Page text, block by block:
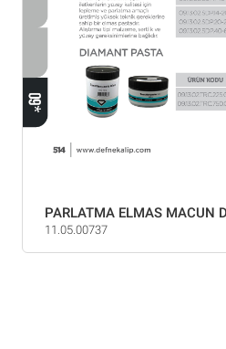
PARLATMA ELMAS MACUN
11.05.00737